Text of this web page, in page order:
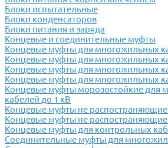
Блоки испытательные
Блоки конденсаторов
Блоки питания и заряда
Концевые и соединительные муфты
Концевые муфты для многожильных
Концевые муфты для многожильных
Концевые муфты для многожильных
Концевые муфты для многожильных
Концевые муфты морозостойкие для
кабелей до 1 кВ
Концевые муфты не распостраняющие
Концевые муфты не распостраняющие
Концевые муфты для контрольных
Соединительные муфты для